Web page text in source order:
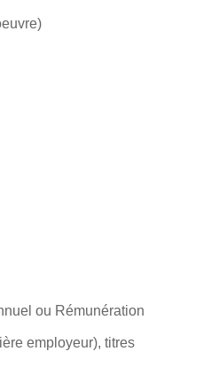
ou Rémunération
employeur), titres